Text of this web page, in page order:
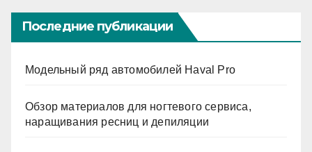
Последние публикации
Модельный ряд автомобилей Haval Pro
Обзор материалов для ногтевого сервиса,
наращивания ресниц и депиляции